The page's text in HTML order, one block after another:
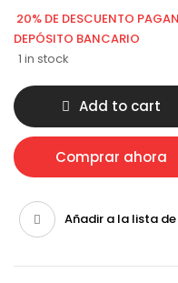
20% DE DESCUENTO
DEPÓSITO BANCARIO
1 in stock
Add to cart
Comprar ahora
Añadir a la lista